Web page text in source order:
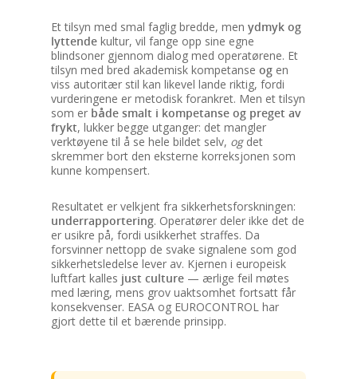
Et tilsyn med smal faglig bredde, men ydmyk og
lyttende kultur, vil fange opp sine egne
blindsoner gjennom dialog med operatørene. Et
tilsyn med bred akademisk kompetanse og en
viss autoritær stil kan likevel lande riktig, fordi
vurderingene er metodisk forankret. Men et tilsyn
som er både smalt i kompetanse og preget av
frykt, lukker begge utganger: det mangler
verktøyene til å se hele bildet selv, ogdet
skremmer bort den eksterne korreksjonen som
kunne kompensert.
Resultatet er velkjent fra sikkerhetsforskningen:
underrapportering. Operatører deler ikke det de
er usikre på, fordi usikkerhet straffes. Da
forsvinner nettopp de svake signalene som god
sikkerhetsledelse lever av. Kjernen i europeisk
luftfart kalles just culture — ærlige feil møtes
med læring, mens grov uaktsomhet fortsatt får
konsekvenser. EASA og EUROCONTROL har
gjort dette til et bærende prinsipp.